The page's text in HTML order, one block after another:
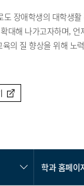
도 장애학생의 대학생
대해 나가고자하며, 언
의 질 향상을 위해 노
학과 홈페이